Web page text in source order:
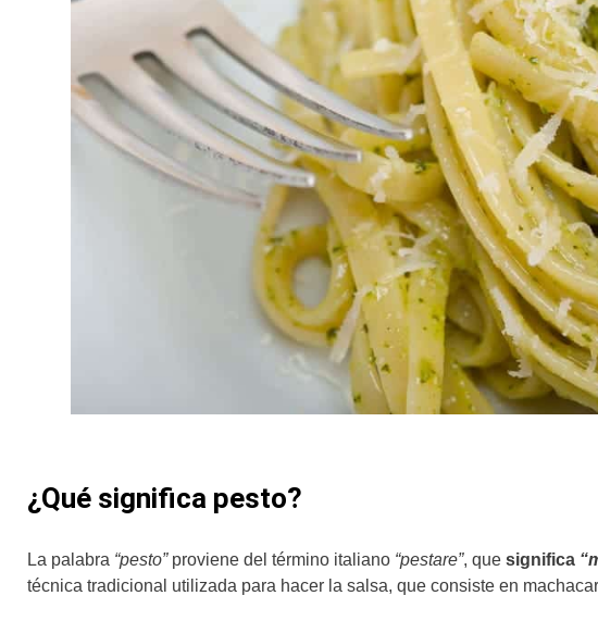
¿Qué significa pesto?
La palabra “pesto”proviene del término italiano “pestare”, que significa
técnica tradicional utilizada para hacer la salsa, que consiste en